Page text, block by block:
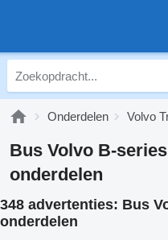
Onderdelen Volvo
Bus Volvo B-
onderdelen
348 advertenties: Bus
onderdelen